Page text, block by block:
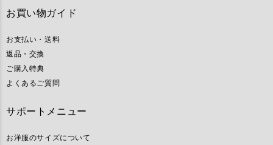
お買い物ガイド
お支払い・送料
返品・交換
ご購入特典
よくあるご質問
サポートメニュー
お洋服のサイズについて